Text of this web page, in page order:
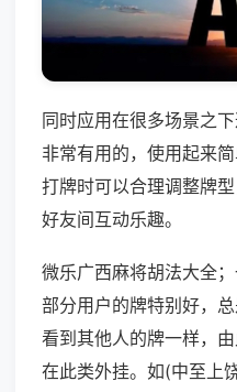
同时应用在很多场景之
非常有用的，使用起来
打牌时可以合理调整牌
好友间互动乐趣。
微乐广西麻将胡法大全
部分用户的牌特别好，
看到其他人的牌一样，
在此类外挂。如(中至上